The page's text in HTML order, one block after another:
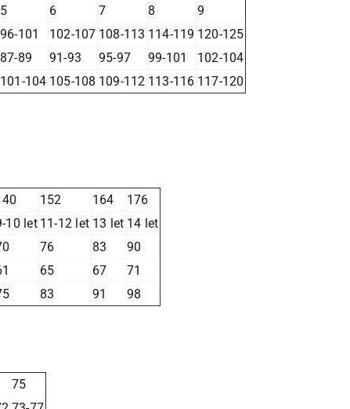
5 6 7 8
9
96-101 102-107 108-113 114-119 120-125
87-89 91-93 95-97 99-101
102-104
101-104 105-108 109-112 113-116 117-120
152 164
176
10 let 11-12 let 13 let 14 let
76 83
90
65 67
71
83 91 98
75